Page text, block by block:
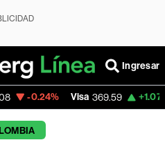
Ingresar
Visa 369.59 +1.07%